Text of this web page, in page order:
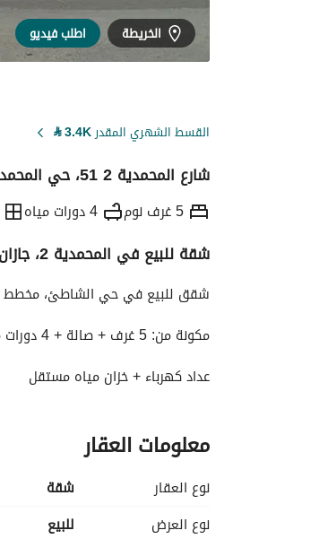
الخريطة اطلب فيديو
القسط الشهري المقدر3.4K
⃁
شارع المحمدية 2 51، حي المحمدية 2، جازان
5 غرف نوم 4 دورات مياه
التفاصيل
شقة للبيع في المحمدية 2، جازان
شقق للبيع في حي الشاطئ، مخطط 8
مكونة من: 5 غرف + صالة + 4 دورات مياه + مطبخ + غرفة غسيل
عداد كهرباء + خزان مياه مستقل
السعر: 530 ألف ريال
معلومات العقار
نوع العقار
شقة
نوع العرض
للبيع